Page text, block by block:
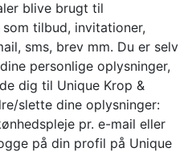
blive brugt til
tilbud, invitationer,
sms, brev mm. Du er selv
personlige oplysninger,
dig til Unique Krop &
slette dine oplysninger:
pr. e-mail eller
på din profil på Unique